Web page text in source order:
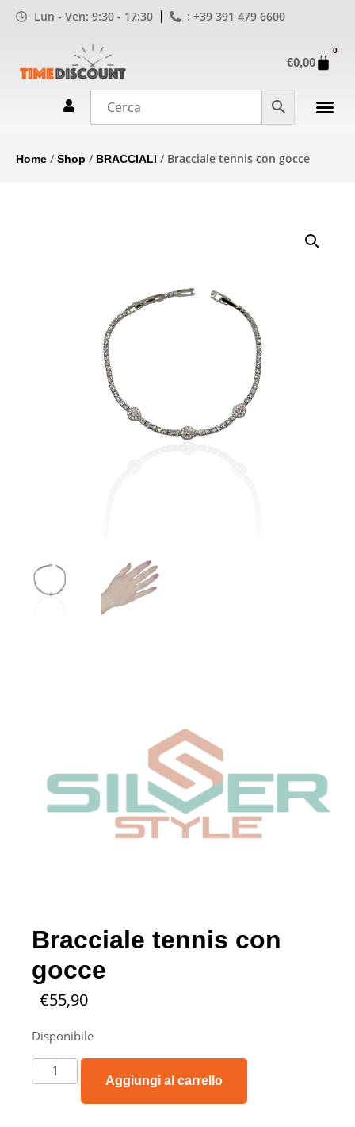
Lun - Ven: 9:30 - 17:30 : +39 391 479 6600
€0,00
0
Home /Shop / BRACCIALI / Bracciale tennis con gocce
Bracciale tennis con
gocce
€55,90
Disponibile
Aggiungi al carrello